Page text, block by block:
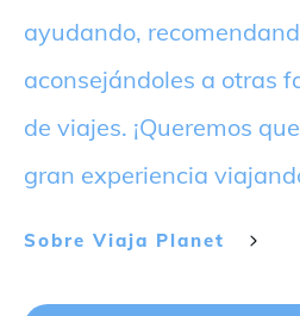
ayudando,
aconsejándoles a otras
de viajes. ¡Queremos
gran experiencia
Sobre Viaja Planet